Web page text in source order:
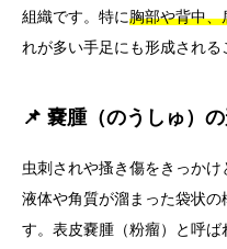
組織です。特に胸部や背中、
れが多い手足にも形成される
📌 嚢腫（のうしゅ）
虫刺されや搔き傷をきっか
液体や角質が溜まった袋状
す。表皮嚢腫（粉瘤）と呼